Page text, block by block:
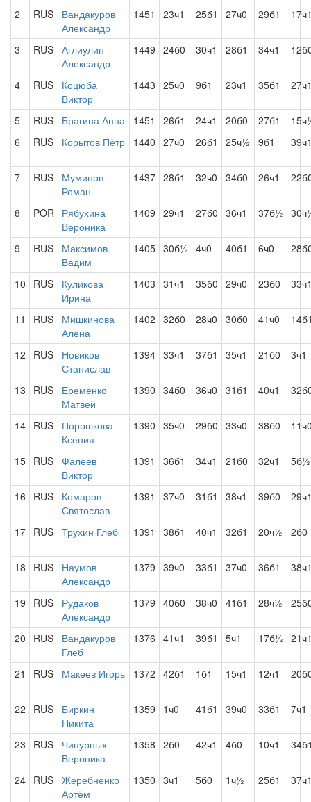
2 RUS
Вандакуров
Александр
1451 23ч1 25б1 27ч0 29б1
3 RUS Аглиулин
Александр
1449 24б0 30ч1 28б1 34ч1
4 RUS
Коцюба
Виктор
1443 25ч0 9б1 23ч1 35б1
5 RUS Брагина Анна 1451 26б1 24ч1 20б0 27б1
6
RUS Корытов Пётр 1440 27ч0 26б1 25ч½ 9б1
7 RUS
Муминов
Роман
1437 28б1 32ч0 34б0 26ч1
8 POR Рябухина
Вероника
1409 29ч1 27б0 36ч1 37б½
9 RUS
Максимов
Вадим
1405 30б½ 4ч0 40б1 6ч0
10 RUS
Куликова
Ирина
1403 31ч1 35б0 29ч0 23б0
11 RUS
Мишкинова
Алена
1402 32б0 28ч0 30б0 41ч0
12 RUS
Новиков
Станислав
1394 33ч1 37б1 35ч1 21б0 3ч1
13 RUS
Еременко
Матвей
1390 34б0 36ч0 31б1 40ч1
14 RUS
Порошкова
Ксения
1390 35ч0 29б0 33ч0 38б0
15 RUS Фалеев
Виктор
1391 36б1 34ч1 21б0 32ч1 5б½
16 RUS
Комаров
Святослав
1391 37ч0 31б1 38ч1 39б0
17 RUS Трухин Глеб 1391 38б1 40ч1 32б1 20ч½ 2б0
18 RUS
Наумов
Александр
1379 39ч0 33б1 37ч0 36б1
19 RUS
Рудаков
Александр
1379 40б0 38ч0 41б1 28ч½
20 RUS
Вандакуров
Глеб
1376 41ч1 39б1 5ч1 17б½
21 RUS Макеев Игорь 1372 42б1 1б1 15ч1 12ч1
22 RUS
Биркин
Никита
1359 1ч0 41б1 39ч0 33б1 7ч1
23 RUS
Чипурных
Вероника
1358 2б0 42ч1 4б0 10ч1
24 RUS Жеребненко
Артём
1350 3ч1 5б0 1ч½ 25б1